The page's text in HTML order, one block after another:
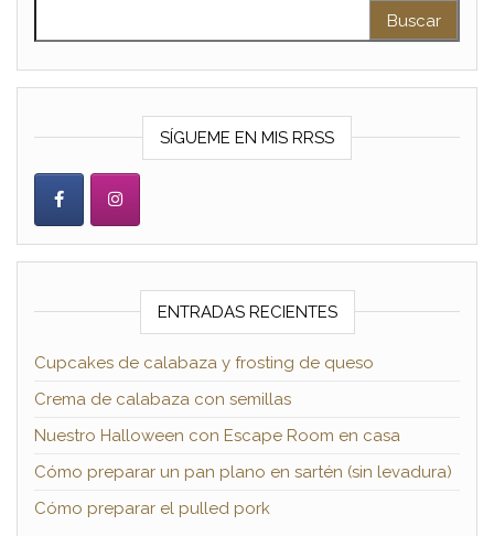
SÍGUEME EN MIS RRSS
ENTRADAS RECIENTES
Cupcakes de calabaza y frosting de queso
Crema de calabaza con semillas
Nuestro Halloween con Escape Room en casa
Cómo preparar un pan plano en sartén (sin levadura)
Cómo preparar el pulled pork